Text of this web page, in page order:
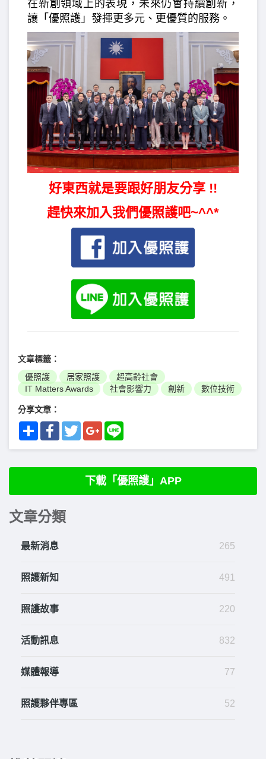
在新創領域上的表現，未來仍會持續創新，
讓「優照護」發揮更多元、更優質的服務。
好東西就是要跟好朋友分享 !!
趕快來加入我們優照護吧~^^*
文章標籤：
優照護
居家照護
超高齡社會
IT Matters Awards
社會影響力 創新 數位技術
分享文章：
Share FacebookTwitterGoogle+
下載「優照護」APP
文章分類
最新消息 265
照護新知 491
照護故事 220
活動訊息 832
媒體報導 77
照護夥伴專區 52